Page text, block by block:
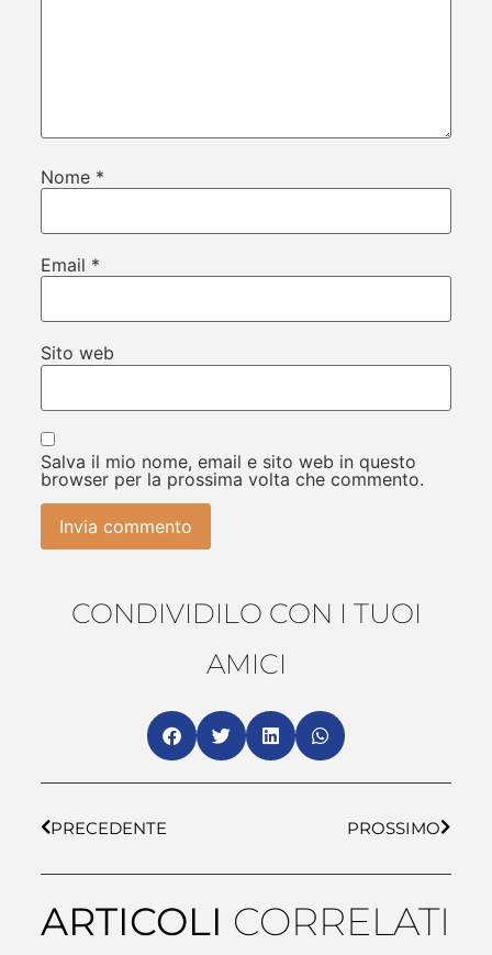
Nome *
Email *
Sito web
Salva il mio nome, email e sito web in questo
browser per la prossima volta che commento.
CONDIVIDILO CON I TUOI
AMICI
PRECEDENTE PROSSIMO
ARTICOLI CORRELATI